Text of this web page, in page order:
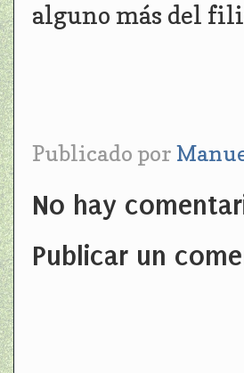
alguno más del
Publicado por
No hay
Publicar un